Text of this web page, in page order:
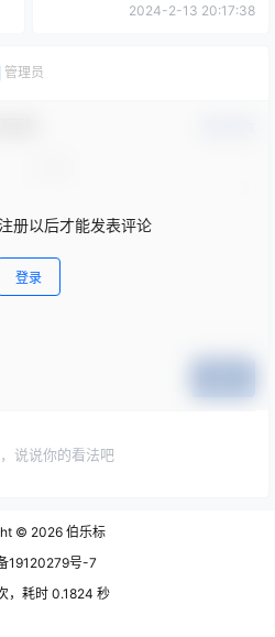
目包八、项目包十一、项目包
2024-2-13 20:17:38
管理员
册以后才能发表评论
登录
说说你的看法吧
© 2026 伯乐标
19120279号-7
，耗时 0.1824 秒